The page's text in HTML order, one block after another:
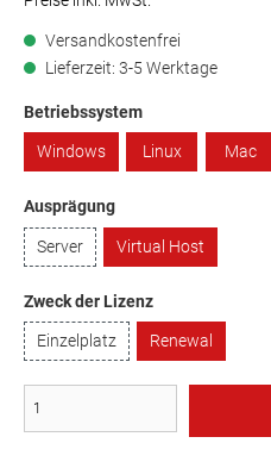
Versandkostenfrei
Lieferzeit: 3-5 Werktage
Betriebssystem
Windows
Linux Mac
Ausprägung
Server
Virtual Host
Zweck der Lizenz
Einzelplatz
Renewal